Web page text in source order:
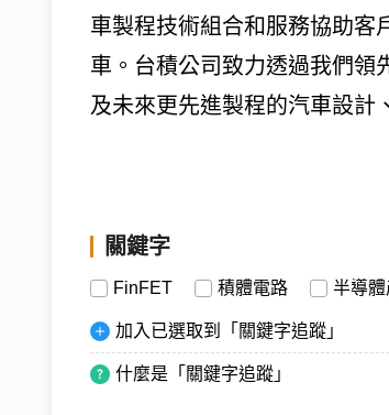
車製程技術組合和服務協助客
車。台積公司致力透過我們領
及未來更先進製程的汽車設計
關鍵字
FinFET 積體電路 半導體
加入已選取到「關鍵字追蹤」
什麼是「關鍵字追蹤」